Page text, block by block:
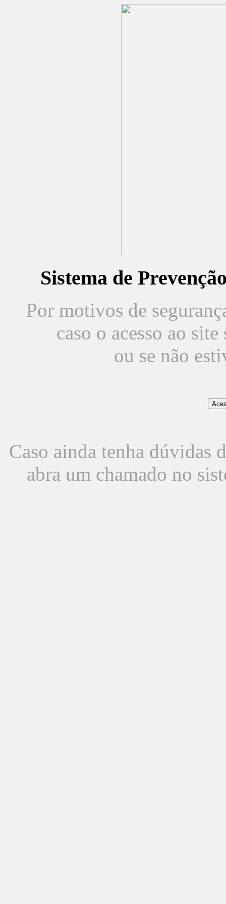
Sistema de
Por motivos de
caso o acesso ao
ou se não
Caso ainda tenha dúvidas
abra um chamado no